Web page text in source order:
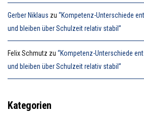
Gerber Niklaus zu “Kompetenz-Unterschiede
und bleiben über Schulzeit relativ stabil”
Felix Schmutz zu “Kompetenz-Unterschiede
und bleiben über Schulzeit relativ stabil”
Kategorien